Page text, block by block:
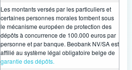
Les montants versés par les particuliers et
certaines personnes morales tombent sous
le mécanisme européen de protection des
dépôts à concurrence de 100.000 euros par
personne et par banque. Beobank NV/SA est
affilié au système légal obligatoire belge de
garantie des dépôts.